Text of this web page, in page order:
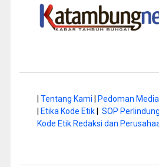
Tentang Kami Pedoman
Etika Kode Etik| SOP
Kode Etik Redaksi dan